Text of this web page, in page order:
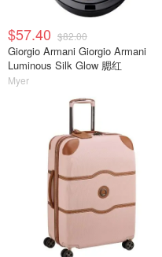
$57.40 $82.00
Giorgio Armani Giorgio Armani
Luminous Silk Glow 腮红
Myer